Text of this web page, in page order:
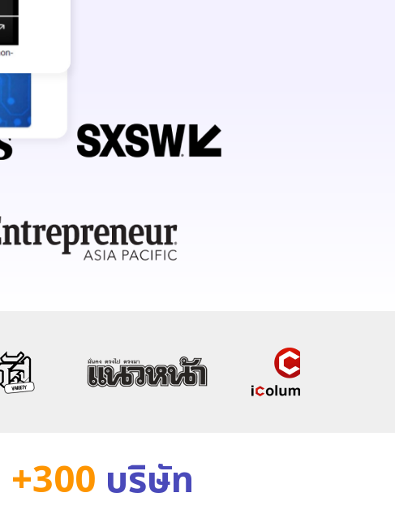
+300 บริษัท